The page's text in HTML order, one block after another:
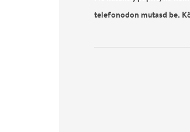
telefonodon mutasd be.